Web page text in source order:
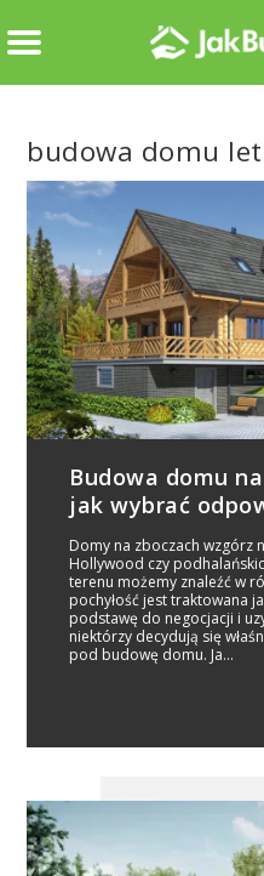
budowa domu
Budowa domu
jak wybrać
Domy na zboczach wzgórz
Hollywood czy
terenu możemy znaleźć w
pochyłość jest traktowana
podstawę do negocjacji i
niektórzy decydują się
pod budowę domu. Ja...